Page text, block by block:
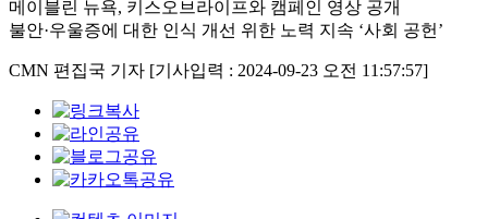
메이블린 뉴욕, 키스오브라이프와 캠페인 영상 공개
불안·우울증에 대한 인식 개선 위한 노력 지속 ‘사회 공헌’
CMN 편집국 기자 [기사입력 : 2024-09-23 오전 11:57:57]